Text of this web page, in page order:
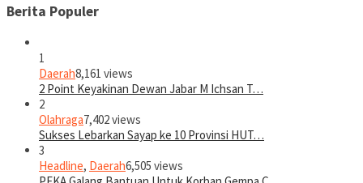
Berita Populer
1
Daerah8,161 views
2 Point Keyakinan Dewan Jabar M Ichsan T…
2
Olahraga7,402 views
Sukses Lebarkan Sayap ke 10 Provinsi HUT…
3
Headline, Daerah6,505 views